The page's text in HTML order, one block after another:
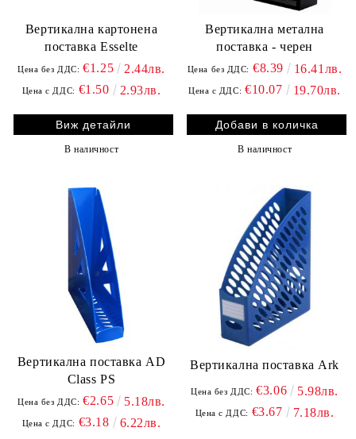
Вертикална картонена
поставка Esselte
Цена без ДДС: €1.25 2.44лв.
Цена с ДДС: €1.50 2.93лв.
Виж детайли
В наличност
Вертикална метална
поставка - черен
Цена без ДДС: €8.39 16.41лв.
Цена с ДДС: €10.07 19.70лв.
В наличност
Вертикална поставка AD
Class PS
Цена без ДДС: €2.65 5.18лв.
Цена с ДДС: €3.18 6.22лв.
Вертикална поставка Ark
Цена без ДДС: €3.06 5.98лв.
Цена с ДДС: €3.67 7.18лв.